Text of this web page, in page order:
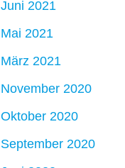
Juni 2021
Mai 2021
März 2021
November 2020
Oktober 2020
September 2020